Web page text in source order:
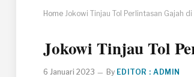
Home Jokowi Tinjau Tol Perlintasan Gajah
Jokowi Tinjau Tol
6 Januari 2023 By EDITOR : ADMIN